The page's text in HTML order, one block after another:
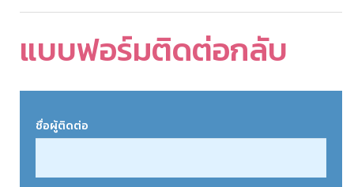
แบบฟอร์มติดต่อกลับ
ชื่อผู้ติดต่อ